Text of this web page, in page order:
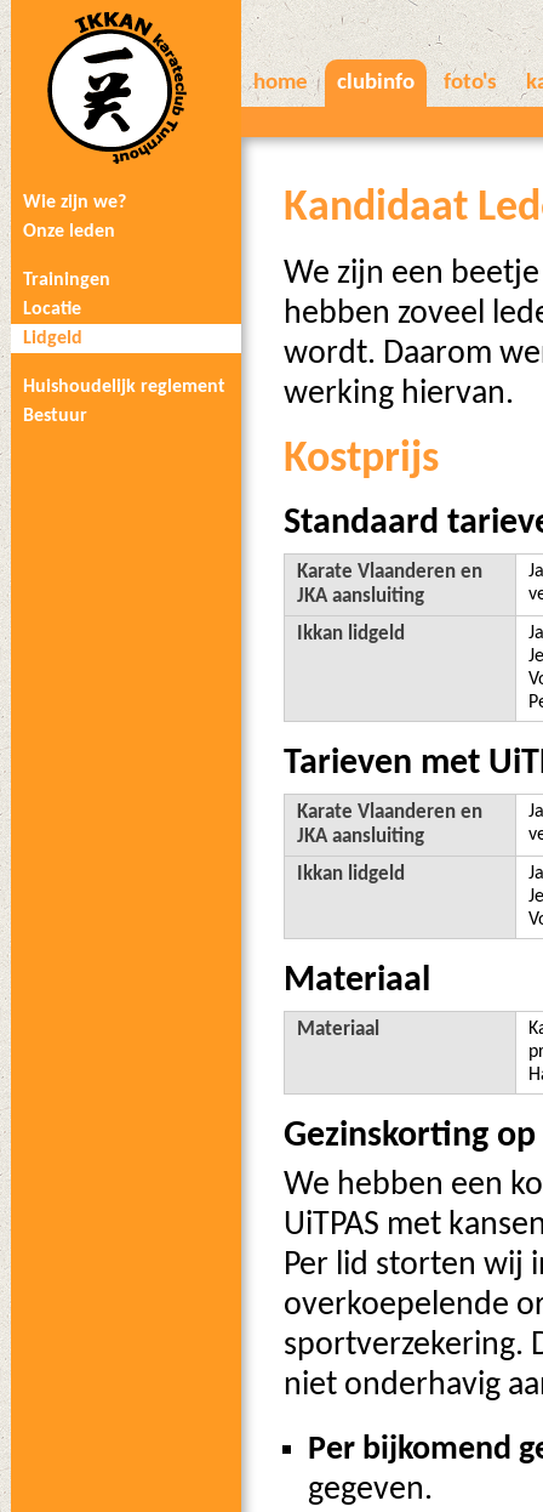
Kandidaat
We zijn een
hebben zoveel
wordt. Daarom
werking hiervan.
Kostprijs
Standaard
Karate Vlaanderen en
JKA aansluiting
Ikkan lidgeld
Tarieven met
Karate Vlaanderen en
JKA aansluiting
Ikkan lidgeld
Materiaal
Materiaal
Gezinskorting
We hebben een
UiTPAS met
Per lid storten wij
overkoepelende
sportverzekering.
niet onderhavig
Per bijkomend
gegeven.
Wie zijn we?
Onze leden
Trainingen
Locatie
Lidgeld
Huishoudelijk reglement
Bestuur
home clubinfo foto's